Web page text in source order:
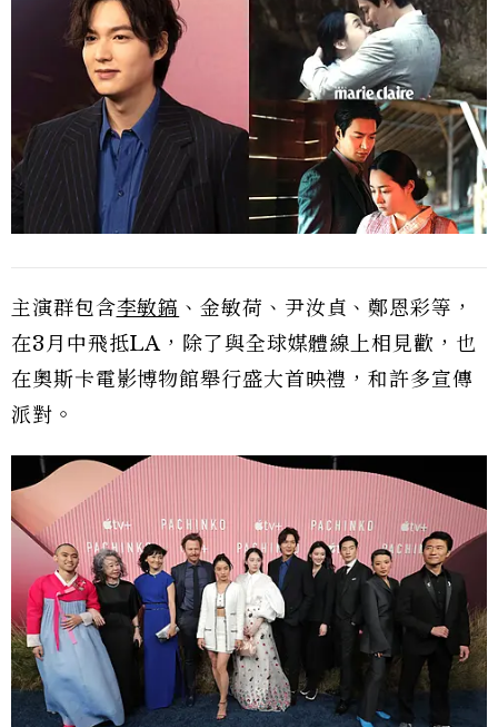
主演群包含李敏鎬 、金敏荷、尹汝貞、鄭恩彩等，
在3月中飛抵LA，除了與全球媒體線上相見歡，也
在奧斯卡電影博物館舉行盛大首映禮，和許多宣傳
派對。